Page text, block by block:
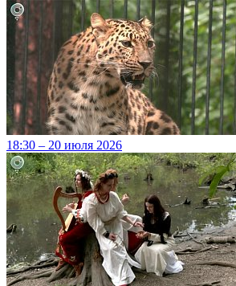
18:30 – 20 июля 2026